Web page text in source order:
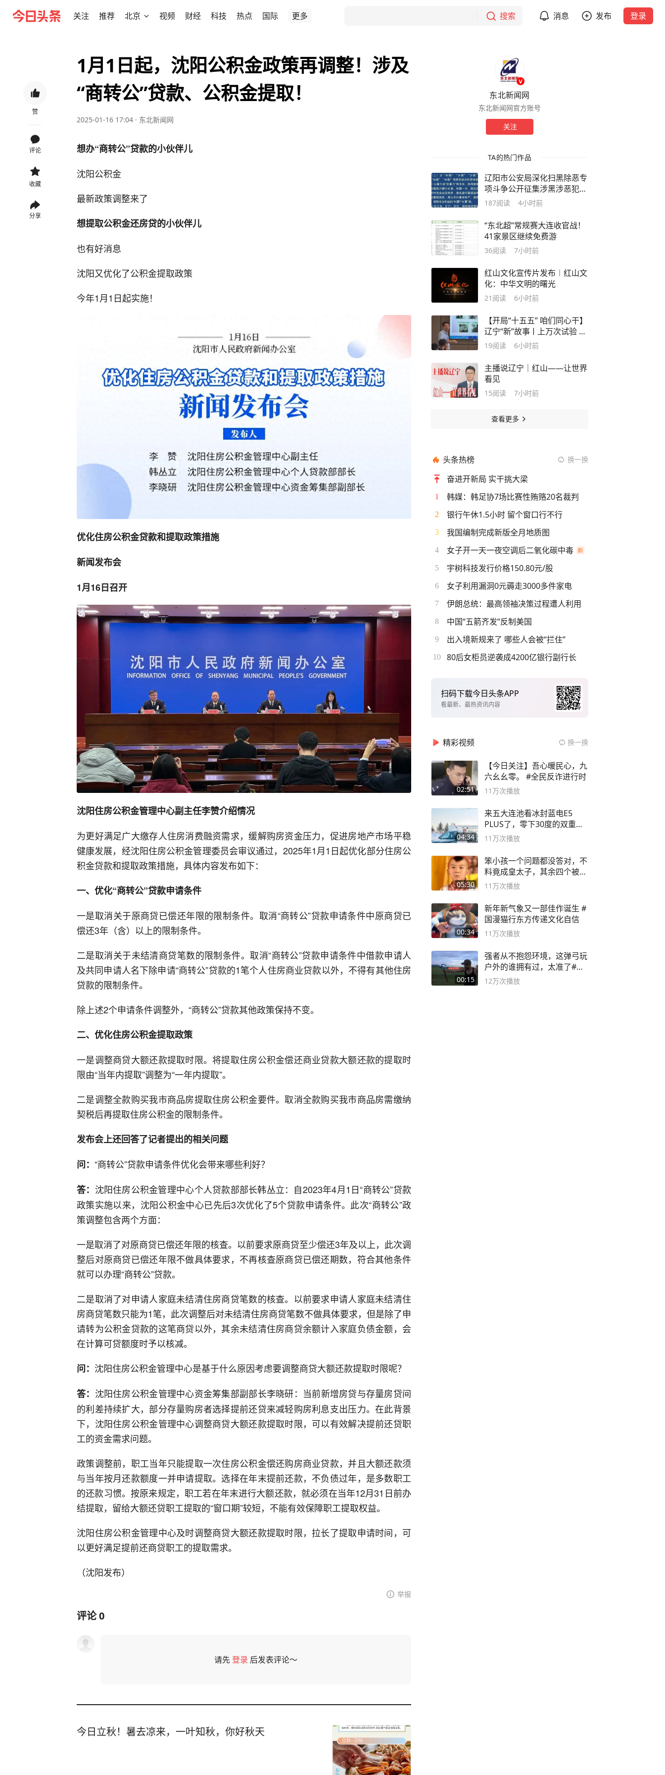
关注 推荐 北京 视频 财经 科技 热点 国际 更多 搜索 消息 发布 登录
赞
评论
收藏
分享
1月1日起，沈阳公积金政策再调整！涉及
“商转公”贷款、公积金提取！
2025-01-16 17:04 · 东北新闻网
想办“商转公”贷款的小伙伴儿
沈阳公积金
最新政策调整来了
想提取公积金还房贷的小伙伴儿
也有好消息
沈阳又优化了公积金提取政策
今年1月1日起实施！
优化住房公积金贷款和提取政策措施
新闻发布会
1月16日召开
沈阳住房公积金管理中心副主任李赞介绍情况
为更好满足广大缴存人住房消费融资需求，缓解购房资金压力，促进房地产市场平稳
健康发展，经沈阳住房公积金管理委员会审议通过，2025年1月1日起优化部分住房公
积金贷款和提取政策措施，具体内容发布如下：
一、优化“商转公”贷款申请条件
一是取消关于原商贷已偿还年限的限制条件。取消“商转公”贷款申请条件中原商贷已
偿还3年（含）以上的限制条件。
二是取消关于未结清商贷笔数的限制条件。取消“商转公”贷款申请条件中借款申请人
及共同申请人名下除申请“商转公”贷款的1笔个人住房商业贷款以外，不得有其他住房
贷款的限制条件。
除上述2个申请条件调整外，“商转公”贷款其他政策保持不变。
二、优化住房公积金提取政策
一是调整商贷大额还款提取时限。将提取住房公积金偿还商业贷款大额还款的提取时
限由“当年内提取”调整为“一年内提取”。
二是调整全款购买我市商品房提取住房公积金要件。取消全款购买我市商品房需缴纳
契税后再提取住房公积金的限制条件。
发布会上还回答了记者提出的相关问题
问： “商转公”贷款申请条件优化会带来哪些利好？
答： 沈阳住房公积金管理中心个人贷款部部长韩丛立：自2023年4月1日“商转公”贷款
政策实施以来，沈阳公积金中心已先后3次优化了5个贷款申请条件。此次“商转公”政
策调整包含两个方面：
一是取消了对原商贷已偿还年限的核查。以前要求原商贷至少偿还3年及以上，此次调
整后对原商贷已偿还年限不做具体要求，不再核查原商贷已偿还期数，符合其他条件
就可以办理“商转公”贷款。
二是取消了对申请人家庭未结清住房商贷笔数的核查。以前要求申请人家庭未结清住
房商贷笔数只能为1笔，此次调整后对未结清住房商贷笔数不做具体要求，但是除了申
请转为公积金贷款的这笔商贷以外，其余未结清住房商贷余额计入家庭负债金额，会
在计算可贷额度时予以核减。
问： 沈阳住房公积金管理中心是基于什么原因考虑要调整商贷大额还款提取时限呢？
答： 沈阳住房公积金管理中心资金筹集部副部长李晓研：当前新增房贷与存量房贷间
的利差持续扩大，部分存量购房者选择提前还贷来减轻购房利息支出压力。在此背景
下，沈阳住房公积金管理中心调整商贷大额还款提取时限，可以有效解决提前还贷职
工的资金需求问题。
政策调整前，职工当年只能提取一次住房公积金偿还购房商业贷款，并且大额还款须
与当年按月还款额度一并申请提取。选择在年末提前还款，不负债过年，是多数职工
的还款习惯。按原来规定，职工若在年末进行大额还款，就必须在当年12月31日前办
结提取，留给大额还贷职工提取的“窗口期”较短，不能有效保障职工提取权益。
沈阳住房公积金管理中心及时调整商贷大额还款提取时限，拉长了提取申请时间，可
以更好满足提前还商贷职工的提取需求。
（沈阳发布）
举报
评论0
请先登录 后发表评论～
今日立秋！暑去凉来，一叶知秋，你好秋天
东北新闻网
东北新闻网官方账号
关注
TA的热门作品
辽阳市公安局深化扫黑除恶专
项斗争公开征集涉黑涉恶犯罪
线索的公告
187阅读 4小时前
“东北超”常规赛大连收官战！
41家景区继续免费游
36阅读 7小时前
红山文化宣传片发布︱红山文
化：中华文明的曙光
21 阅读 6小时前
【开局“十五五” 咱们同心干】
辽宁“新”故事ㅣ上万次试验 等
来了人工智能时代的风口
19阅读 6小时前
主播说辽宁｜红山——让世界
看见
15阅读 7小时前
查看更多
头条热榜 换一换
奋进开新局 实干挑大梁
1 韩媒：韩足协7场比赛性贿赂20名裁判
2 银行午休1.5小时 留个窗口行不行
3 我国编制完成新版全月地质图
4 女子开一天一夜空调后二氧化碳中毒
5 宇树科技发行价格150.80元/股
6 女子利用漏洞0元薅走3000多件家电
7 伊朗总统：最高领袖决策过程遭人利用
8 中国“五箭齐发”反制美国
9 出入境新规来了 哪些人会被“拦住”
10 80后女柜员逆袭成4200亿银行副行长
扫码下载今日头条APP
看最新、最热资讯内容
精彩视频 换一换
02:51
【今日关注】吾心暖民心，九
六幺幺零。 #全民反诈进行时
11万次播放
04:34
来五大连池看冰封蓝电E5
PLUS了，零下30度的双重冰
封40小时全录
11万次播放
05:30
笨小孩一个问题都没答对，不
料竟成皇太子，其余四个被处
死
11万次播放
00:34
新年新气象又一部佳作诞生 #
国漫猫行东方传递文化自信
11万次播放
00:15
强者从不抱怨环境，这弹弓玩
户外的谁拥有过，太准了#弹
弓#户外
12万次播放